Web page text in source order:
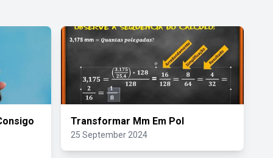
Transformar Mm Em Pol
25 September 2024